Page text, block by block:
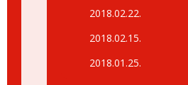
2018.02.22.
2018.02.15.
2018.01.25.